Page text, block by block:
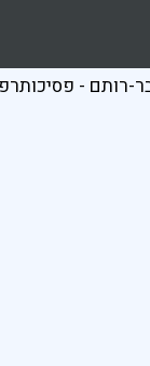
רותם -